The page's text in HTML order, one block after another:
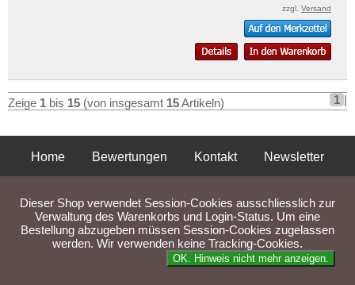
zzgl. Versand
Zeige 1 bis 15 (von insgesamt 15Artikeln) 1 |
Home Bewertungen Kontakt
Newsletter
Liefer- und Versandkosten
Dieser Shop verwendet Session-Cookies ausschliesslich zur
Verwaltung des Warenkorbs und Login-Status. Um eine
Bestellung abzugeben müssen Session-Cookies zugelassen
werden. Wir verwenden keine Tracking-Cookies.
OK. Hinweis nicht mehr anzeigen.